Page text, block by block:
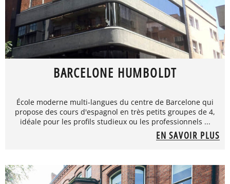
BARCELONE HUMBOLDT
École moderne multi-langues du centre de Barcelone qui
propose des cours d'espagnol en très petits groupes de 4,
idéale pour les profils studieux ou les professionnels ...
EN SAVOIR PLUS